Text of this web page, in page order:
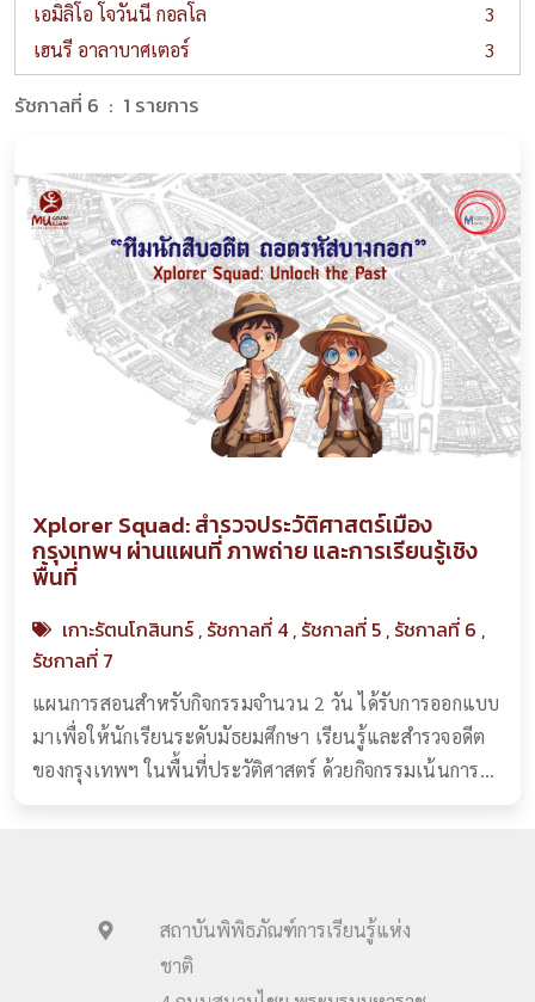
เอมิลิโอ โจวันนี กอลโล
3
เฮนรี อาลาบาศเตอร์
3
รัชกาลที่ 6 : 1 รายการ
Xplorer Squad: สำรวจประวัติศาสตร์เมือง
กรุงเทพฯ ผ่านแผนที่ ภาพถ่าย และการเรียนรู้เชิง
พื้นที่
เกาะรัตนโกสินทร์, รัชกาลที่ 4, รัชกาลที่ 5, รัชกาลที่ 6 ,
รัชกาลที่ 7
แผนการสอนสำหรับกิจกรรมจำนวน 2 วัน ได้รับการออกแบบ
มาเพื่อให้นักเรียนระดับมัธยมศึกษา เรียนรู้และสำรวจอดีต
ของกรุงเทพฯ ในพื้นที่ประวัติศาสตร์ ด้วยกิจกรรมเน้นการ
สถาบันพิพิธภัณฑ์การเรียนรู้แห่ง
ชาติ